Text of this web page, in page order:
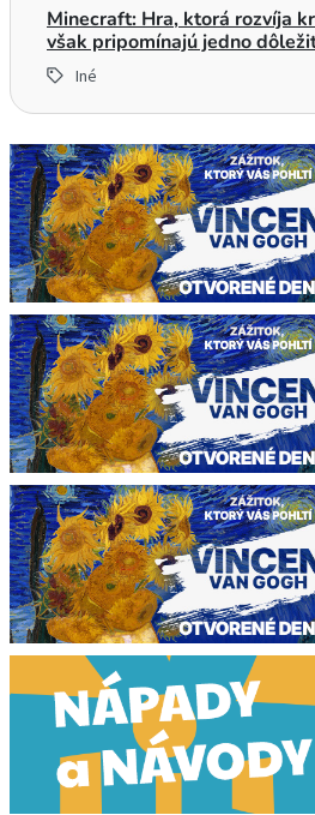
Minecraft: Hra, ktorá rozvíja
však pripomínajú jedno
Iné